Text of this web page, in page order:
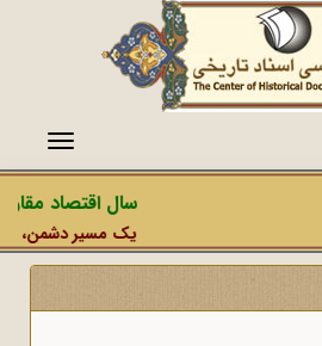
منو
سال اقتصاد
یک مسیر دشمن،